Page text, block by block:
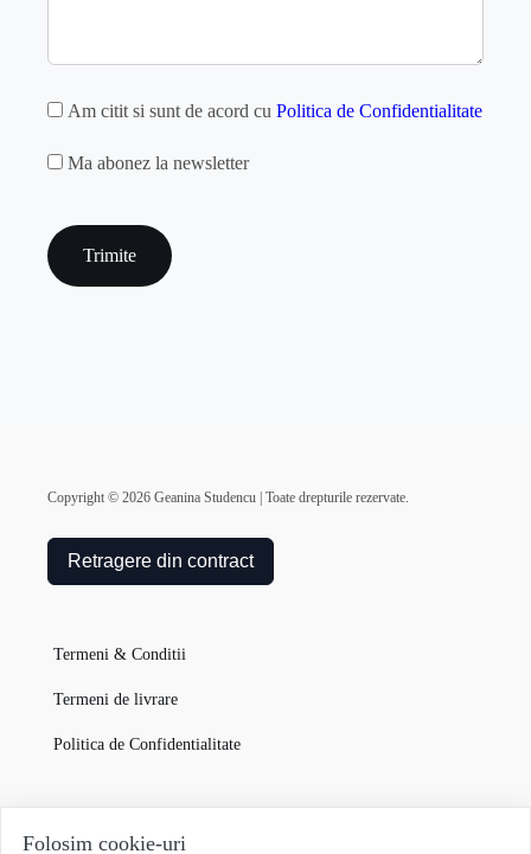
GDPR
Am citit si sunt de acord cu Politica de Confidentialitate
MAILCHIMP
Ma abonez la newsletter
Copyright © 2026 Geanina Studencu | Toate drepturile rezervate.
Retragere din contract
Termeni & Conditii
Termeni de livrare
Politica de Confidentialitate
Garanția Produselor
Folosim cookie-uri